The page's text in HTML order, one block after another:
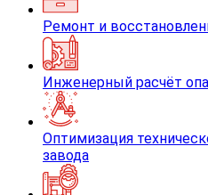
Ремонт и
Инженерный расчёт
Оптимизация
завода